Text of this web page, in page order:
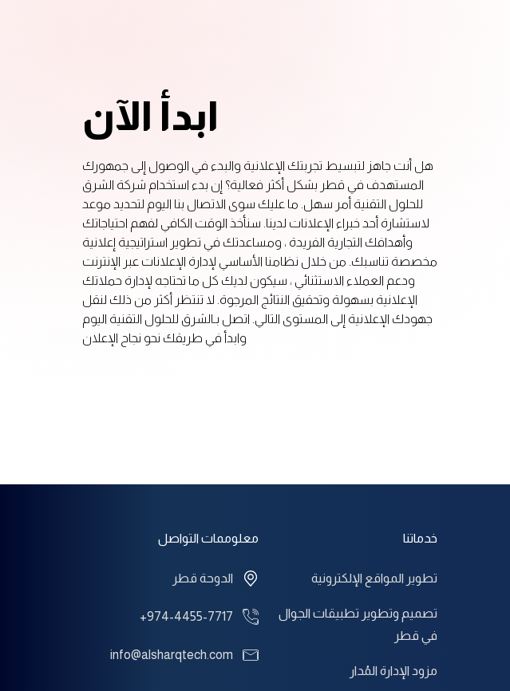
ابدأ الآن
هل أنت جاهز لتبسيط تجربتك الإعلانية والبدء في الوصول إلى جمهورك
المستهدف في قطر بشكل أكثر فعالية؟ إن بدء استخدام شركة الشرق
للحلول التقنية أمر سهل. ما عليك سوى الاتصال بنا اليوم لتحديد موعد
لاستشارة أحد خبراء الإعلانات لدينا. سنأخذ الوقت الكافي لفهم احتياجاتك
وأهدافك التجارية الفريدة ، ومساعدتك في تطوير استراتيجية إعلانية
مخصصة تناسبك. من خلال نظامنا الأساسي لإدارة الإعلانات عبر الإنترنت
ودعم العملاء الاستثنائي ، سيكون لديك كل ما تحتاجه لإدارة حملاتك
الإعلانية بسهولة وتحقيق النتائج المرجوة. لا تنتظر أكثر من ذلك لنقل
جهودك الإعلانية إلى المستوى التالي. اتصل بـالشرق للحلول التقنية اليوم
وابدأ في طريقك نحو نجاح الإعلان
خدماتنا
تطوير المواقع الإلكترونية
تصميم وتطوير تطبيقات الجوال
في قطر
مزود الإدارة المُدار
معلوممات التواصل
الدوحة قطر
+974-4455-7717
info@alsharqtech.com